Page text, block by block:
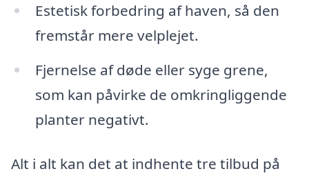
Estetisk forbedring af haven, så den
fremstår mere velplejet.
Fjernelse af døde eller syge grene,
som kan påvirke de omkringliggende
planter negativt.
Alt i alt kan det at indhente tre tilbud på